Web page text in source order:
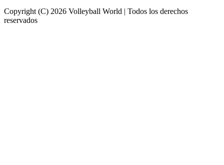
Copyright (C) 2026 Volleyball World | Todos los derechos
reservados